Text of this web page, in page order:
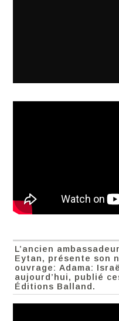
L’ancien
Eytan, présente son
ouvrage: Adama:
aujourd’hui, publié
Éditions Balland.